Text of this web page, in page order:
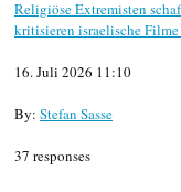
Religiöse Extremisten
kritisieren israelische
16. Juli 2026 11:10
By: Stefan Sasse
37 responses